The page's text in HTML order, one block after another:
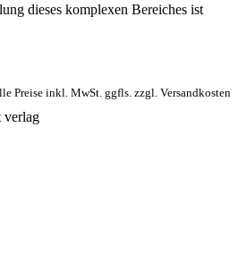
dieses komplexen Bereiches ist
Preise inkl. MwSt. ggfls. zzgl. Versandkosten
verlag